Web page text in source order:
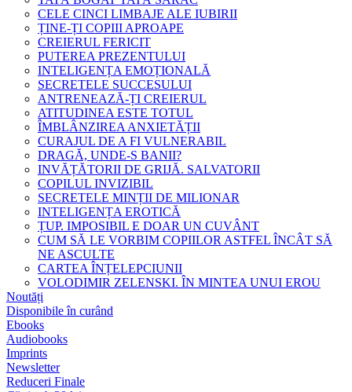
CELE CINCI LIMBAJE ALE IUBIRII
ȚINE-ȚI COPIII APROAPE
CREIERUL FERICIT
PUTEREA PREZENTULUI
INTELIGENȚA EMOȚIONALĂ
SECRETELE SUCCESULUI
ANTRENEAZĂ-ȚI CREIERUL
ATITUDINEA ESTE TOTUL
ÎMBLÂNZIREA ANXIETĂȚII
CURAJUL DE A FI VULNERABIL
DRAGĂ, UNDE-S BANII?
INVĂȚĂTORII DE GRIJĂ. SALVATORII
COPILUL INVIZIBIL
SECRETELE MINȚII DE MILIONAR
INTELIGENȚA EROTICĂ
ȚUP. IMPOSIBIL E DOAR UN CUVÂNT
CUM SĂ LE VORBIM COPIILOR ASTFEL ÎNCÂT SĂ
NE ASCULTE
CARTEA ÎNȚELEPCIUNII
VOLODIMIR ZELENSKI. ÎN MINTEA UNUI EROU
Noutăți
Disponibile în curând
Ebooks
Audiobooks
Imprints
Newsletter
Reduceri Finale